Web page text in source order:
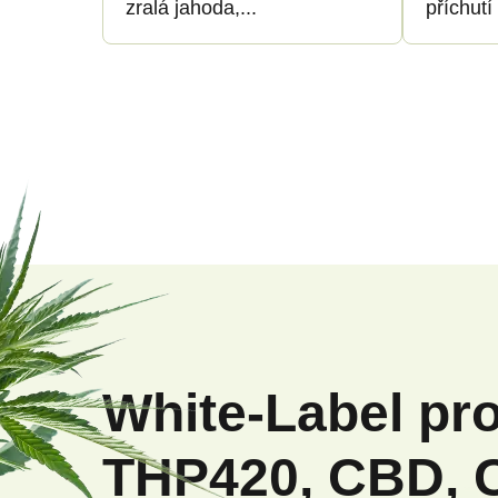
t
kzralá jahoda,...
příchutí
Z
á
p
a
White-Label
THP420, CBD,